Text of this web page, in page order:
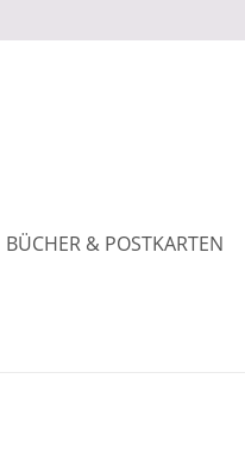
BÜCHER & POSTKARTEN